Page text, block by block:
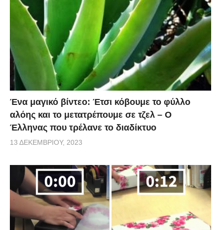
Ένα μαγικό βίντεο: Έτσι κόβουμε το φύλλο
αλόης και το μετατρέπουμε σε τζελ – O
Έλληνας που τρέλανε το διαδίκτυο
13 ΔΕΚΕΜΒΡΊΟΥ, 2023